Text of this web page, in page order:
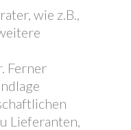
wie z.B.,
Ferner
Lieferanten,